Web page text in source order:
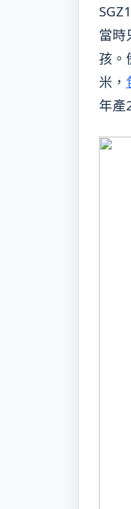
當時
孩。
米，
年產